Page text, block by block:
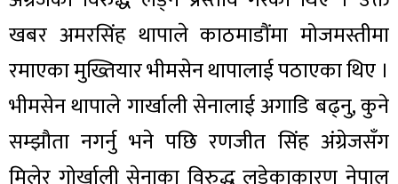
खबर अमरसिंह थापाले काठमाडौंमा मोजमस्तीमा
रमाएका मुख्तियार भीमसेन थापालाई पठाएका थिए ।
भीमसेन थापाले गार्खाली सेनालाई अगाडि बढ्नु, कुने
सम्झौता नगर्नु भने पछि रणजीत सिंह अंग्रेजसँग